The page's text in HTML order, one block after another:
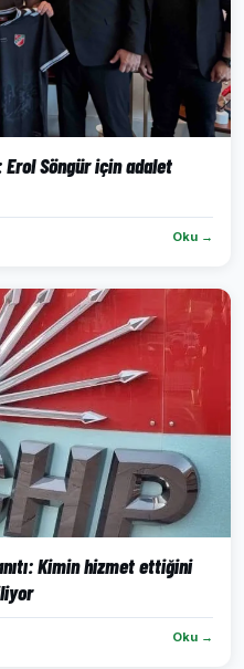
Erol Söngür için adalet
Oku →
Kimin hizmet ettiğini
Oku →